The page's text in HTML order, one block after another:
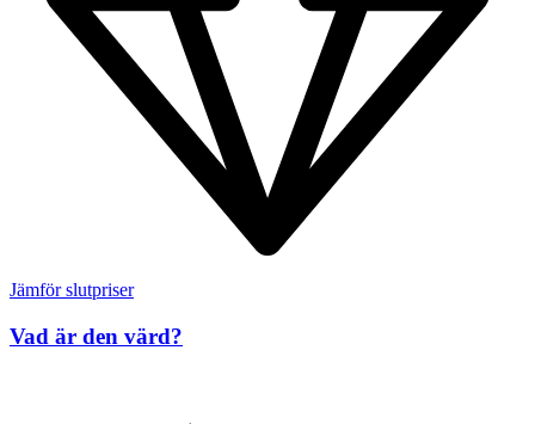
Jämför slutpriser
Vad är den värd?